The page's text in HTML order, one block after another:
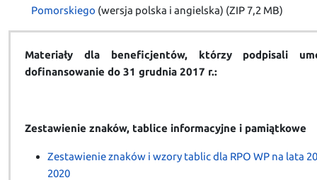
Pomorskiego (wersja polska i angielska) (ZIP 7,2 MB)
Materiały dla beneficjentów, którzy podpisali
dofinansowanie do 31 grudnia 2017 r.:
Zestawienie znaków, tablice informacyjne i pamiątkowe
Zestawienie znaków i wzory tablic dla RPO WP na lata
2020